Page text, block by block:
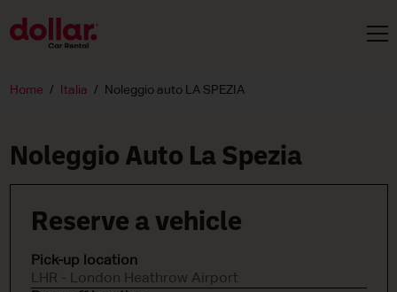
Home Italia Noleggio auto LA SPEZIA
Noleggio Auto La Spezia
Reserve a vehicle
Pick-up location
LHR - London Heathrow Airport